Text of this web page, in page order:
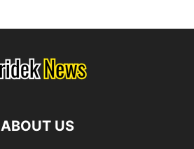
ABOUT US